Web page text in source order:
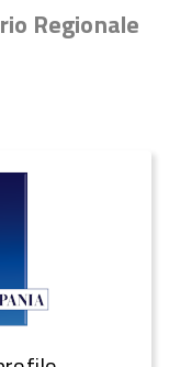
Regionale